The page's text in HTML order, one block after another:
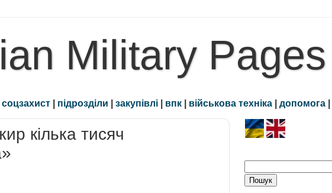
Military Pages
соцзахист | підрозділи | закупівлі | впк | військова техніка | допомога |
кілька тисяч